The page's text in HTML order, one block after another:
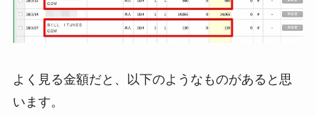
よく見る金額だと、以下のようなものがあると思
います。